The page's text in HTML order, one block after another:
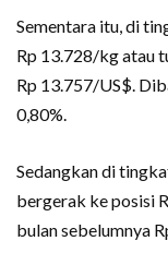
Sementara itu, di
Rp 13.728/kg atau
Rp 13.757/US$.
0,80%.
Sedangkan di
bergerak ke posisi
bulan sebelumnya